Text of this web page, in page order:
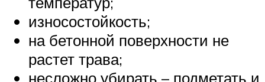
износостойкость;
на бетонной поверхности не
растет трава;
несложно убирать – подметать и